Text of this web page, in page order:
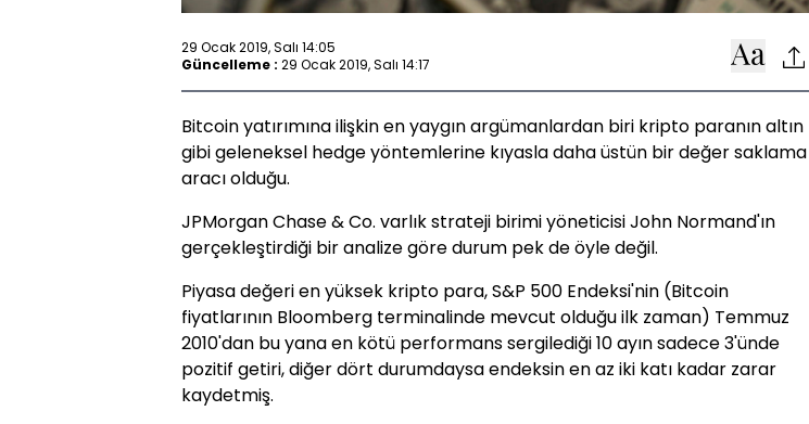
29 Ocak 2019, Salı 14:05
Güncelleme : 29 Ocak 2019, Salı 14:17
Bitcoin yatırımına ilişkin en yaygın argümanlardan biri kripto paranın altın
gibi geleneksel hedge yöntemlerine kıyasla daha üstün bir değer saklama
aracı olduğu.
JPMorgan Chase & Co. varlık strateji birimi yöneticisi John Normand'ın
gerçekleştirdiği bir analize göre durum pek de öyle değil.
Piyasa değeri en yüksek kripto para, S&P 500 Endeksi'nin (Bitcoin
fiyatlarının Bloomberg terminalinde mevcut olduğu ilk zaman) Temmuz
2010'dan bu yana en kötü performans sergilediği 10 ayın sadece 3'ünde
pozitif getiri, diğer dört durumdaysa endeksin en az iki katı kadar zarar
kaydetmiş.